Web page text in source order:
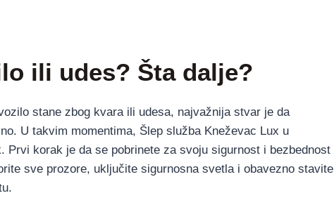
ili udes? Šta dalje?
stane zbog kvara ili udesa, najvažnija stvar je da
U takvim momentima, Šlep služba Kneževac Lux u
Prvi korak je da se pobrinete za svoju sigurnost i bezbednost
sve prozore, uključite sigurnosna svetla i obavezno stavite